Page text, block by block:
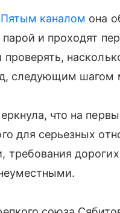
Пятым каналом она
парой и проходят
проверять,
следующим шагом
что на
для серьезных
требования